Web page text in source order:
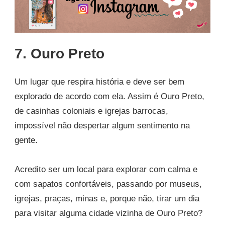
7. Ouro Preto
Um lugar que respira história e deve ser bem
explorado de acordo com ela. Assim é Ouro Preto,
de casinhas coloniais e igrejas barrocas,
impossível não despertar algum sentimento na
gente.
Acredito ser um local para explorar com calma e
com sapatos confortáveis, passando por museus,
igrejas, praças, minas e, porque não, tirar um dia
para visitar alguma cidade vizinha de Ouro Preto?